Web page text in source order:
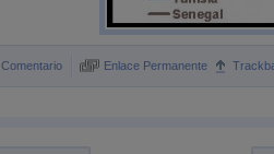
Comentario Enlace Permanente